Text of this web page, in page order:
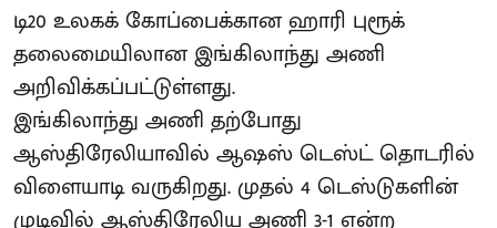
டி20 உலகக் கோப்பைக்கான ஹாரி புரூக்
தலைமையிலான இங்கிலாந்து அணி
அறிவிக்கப்பட்டுள்ளது.
இங்கிலாந்து அணி தற்போது
ஆஸ்திரேலியாவில் ஆஷஸ் டெஸ்ட் தொடரில்
விளையாடி வருகிறது. முதல் 4 டெஸ்டுகளின்
முடிவில் ஆஸ்திரேலிய அணி 3-1 என்ற